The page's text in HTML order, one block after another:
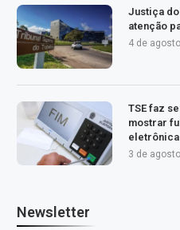
Justiça
atenção
4 de
TSE faz
mostrar
eletrônica
3 de
Newsletter